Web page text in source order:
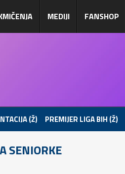
MEDIJI FANSHOP
(Ž) PREMIJER LIGA BIH (Ž)
SENIORKE